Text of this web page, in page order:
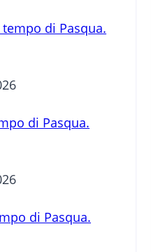
di Pasqua.
di Pasqua.
di Pasqua.